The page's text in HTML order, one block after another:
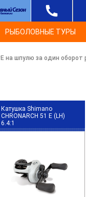
РЫБОЛОВНЫЕ ТУРЫ
на шпулю за один оборот
Катушка Shimano
CHRONARCH 51 E (LH)
6.4:1